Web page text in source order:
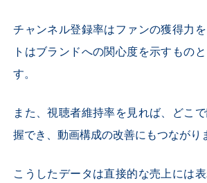
チャンネル登録率はファンの獲得力
トはブランドへの関心度を示すもの
す。
また、視聴者維持率を見れば、どこ
握でき、動画構成の改善にもつながり
こうしたデータは直接的な売上には表